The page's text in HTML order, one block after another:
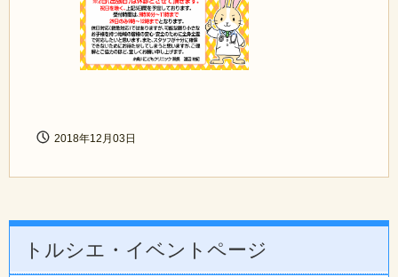
2018年12月03日
トルシエ・イベントページ